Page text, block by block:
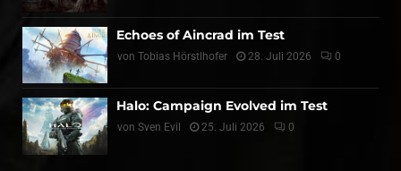
Echoes of Aincrad im Test
von Tobias Hörstlhofer 28. Juli 2026 0
Halo: Campaign Evolved im Test
von Sven Evil 25. Juli 2026 0